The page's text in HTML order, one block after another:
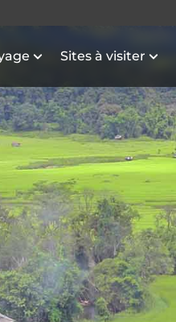
Sites à visiter